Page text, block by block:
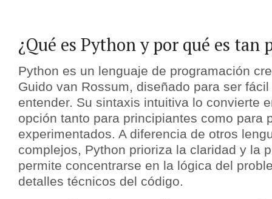
¿Qué es Python y por qué es tan
Python es un lenguaje de programación
Guido van Rossum, diseñado para ser
entender. Su sintaxis intuitiva lo convierte
opción tanto para principiantes como para
experimentados. A diferencia de otros
complejos, Python prioriza la claridad y la
permite concentrarse en la lógica del
detalles técnicos del código.